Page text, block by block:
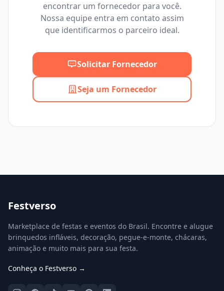
Máximo
encontrar um fornecedor para você.
Nossa equipe entra em contato assim
que identificarmos o parceiro ideal.
Solicitar Fornecedor
Seja um Fornecedor
Festverso
Marketplace de festas e eventos do Brasil. Encontre e alugue
brinquedos infláveis, decoração, pegue-e-monte, chácaras,
animação e muito mais para sua festa.
Conheça o Festverso →